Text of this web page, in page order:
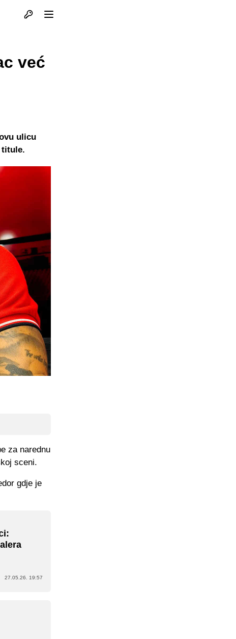
Otvori profil
već
ulicu
titule.
za narednu
sceni.
gdje je
27.05.26. 19:57